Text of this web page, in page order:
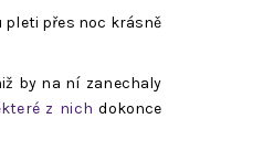
pleti přes noc krásně
by na ní zanechaly
z nich dokonce